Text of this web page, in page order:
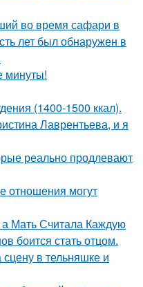
во время сафари в
лет был обнаружен в
минуты!
(1400-1500 ккал).
Лаврентьева, и я
реально продлевают
отношения могут
Мать Считала Каждую
боится стать отцом.
в тельняшке и